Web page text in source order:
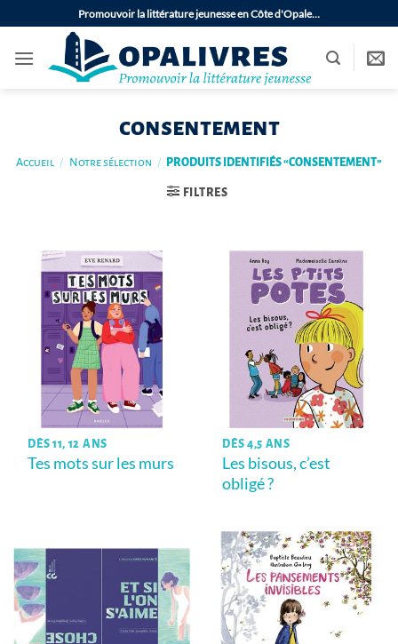
au
contenu
Promouvoir la littérature jeunesse en Côte d'Opale…
consentement
Accueil / Notre sélection / PRODUITS IDENTIFIÉS “CONSENTEMENT”
FILTRES
DÈS 11, 12 ANS
Tes mots sur les murs
DÈS 4,5 ANS
Les bisous, c’est
obligé ?